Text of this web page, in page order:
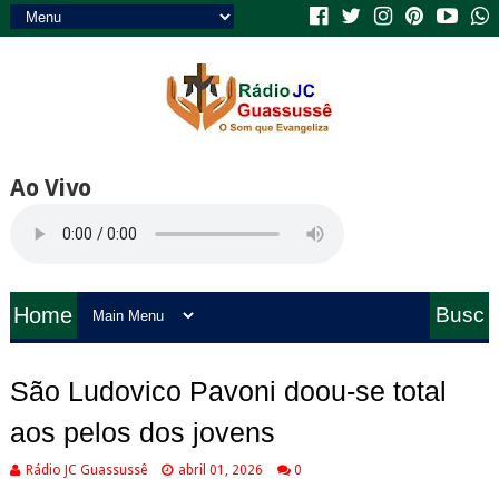
Ao Vivo
Home
Busc
São Ludovico Pavoni doou-se total
aos pelos dos jovens
Rádio JC Guassussê abril 01, 2026 0